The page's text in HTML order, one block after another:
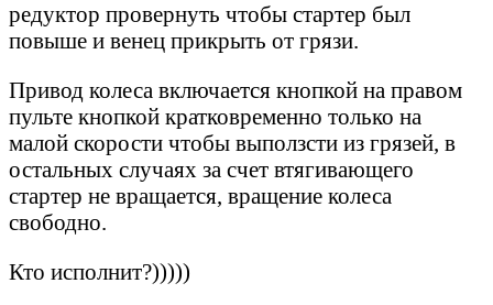
редуктор провернуть чтобы стартер был
повыше и венец прикрыть от грязи.
Привод колеса включается кнопкой на правом
пульте кнопкой кратковременно только на
малой скорости чтобы выползсти из грязей, в
остальных случаях за счет втягивающего
стартер не вращается, вращение колеса
свободно.
Кто исполнит?)))))